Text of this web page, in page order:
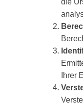
die
Ihrer